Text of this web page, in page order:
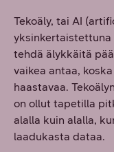
Tekoäly, tai AI
yksinkertaistettuna
tehdä älykkäitä
vaikea antaa,
haastavaa.
on ollut tapetilla
alalla kuin alalla,
laadukasta dataa.